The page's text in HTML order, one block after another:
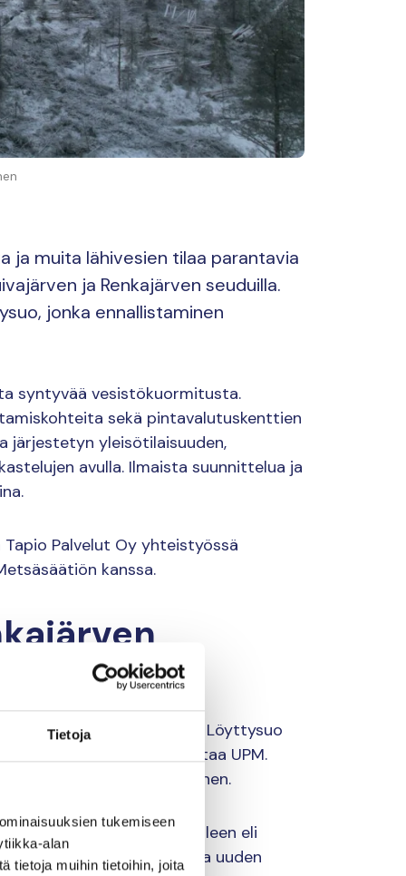
Tietoja
tukemiseen
alan
tietoja muihin tietoihin, joita
ja muita lähivesien tilaa parantavia
ja Renkajärven seuduilla.
jonka ennallistaminen
syntyvää vesistökuormitusta.
sekä pintavalutuskenttien
järjestetyn yleisötilaisuuden,
avulla. Ilmaista suunnittelua ja
Palvelut Oy yhteistyössä
kanssa.
Renkajärven lähellä. Löyttysuo
aapasuo, ja sen omistaa UPM.
uhanalainen hömötiainen.
entiselle reitilleen eli
hajoamista ja mahdollistaa uuden